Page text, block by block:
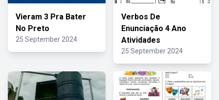
Vieram 3 Pra Bater
No Preto
25 September 2024
Verbos De
Enunciação 4 Ano
Atividades
25 September 2024